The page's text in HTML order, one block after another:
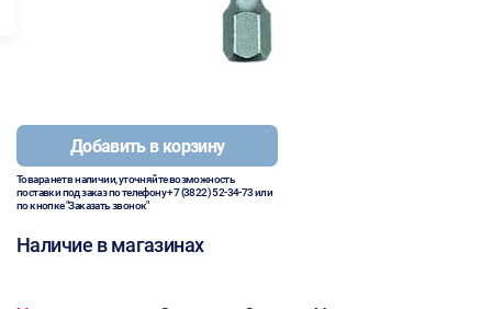
Добавить в корзину
Товара нет в наличии, уточняйте возможность
поставки под заказ по телефону+7 (3822) 52-34-73или
по кнопке "Заказать звонок"
Наличие в магазинах